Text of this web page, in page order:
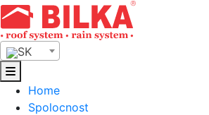
Skip
to
content
SK
Home
Spolocnost